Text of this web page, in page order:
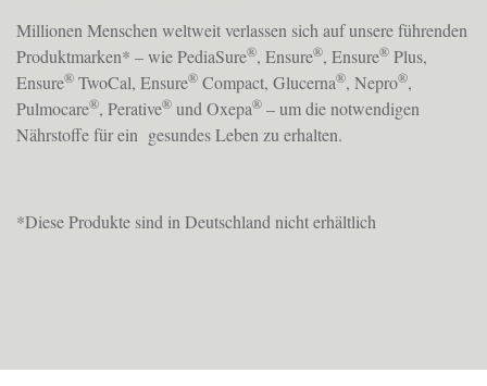
Millionen Menschen weltweit verlassen sich auf unsere führenden
Produktmarken* – wie PediaSure®, Ensure®, Ensure® Plus,
Ensure® TwoCal, Ensure® Compact, Glucerna®, Nepro®,
Pulmocare®, Perative® und Oxepa® – um die notwendigen
Nährstoffe für ein gesundes Leben zu erhalten.
*Diese Produkte sind in Deutschland nicht erhältlich